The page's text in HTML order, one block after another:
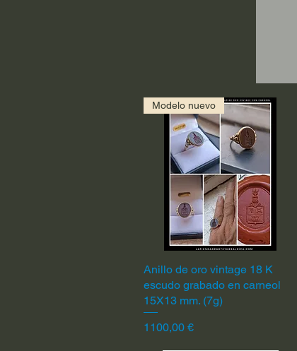
Vista rápida
Modelo nuevo
Anillo de oro vintage 18 K
escudo grabado en carneol
15X13 mm. (7g)
Precio
1100,00 €